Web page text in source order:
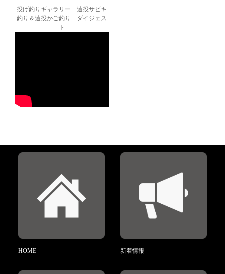
投げ釣りギャラリー 遠投サビキ
釣り＆遠投かご釣り ダイジェス
ト
HOME 新着情報